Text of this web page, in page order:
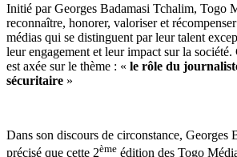
Initié par Georges Badamasi Tchalim, Togo
reconnaître, honorer, valoriser et
médias qui se distinguent par leur talent
leur engagement et leur impact sur la
est axée sur le thème : « le rôle du
sécuritaire »
Dans son discours de circonstance, Georges
précisé que cette 2ème édition des Togo